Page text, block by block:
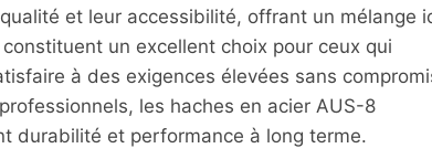
et leur accessibilité, offrant un mélange
un excellent choix pour ceux qui
à des exigences élevées sans
les haches en acier AUS-8
durabilité et performance à long terme.